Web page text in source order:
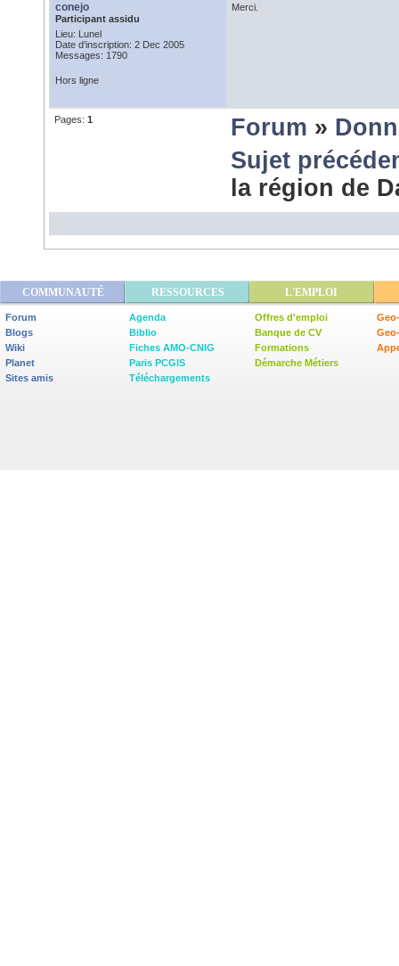
conejo
Participant assidu
Lieu: Lunel
Date d'inscription: 2 Dec 2005
Messages: 1790
Merci.
Hors ligne
Pages: 1 Forum »
Sujet
la région de
COMMUNAUTÉ RESSOURCES L'EMPLOI
Forum
Blogs
Wiki
Planet
Sites amis
Agenda
Biblio
Fiches AMO-CNIG
Paris PCGIS
Téléchargements
Offres d'emploi
Banque de CV
Formations
Démarche Métiers